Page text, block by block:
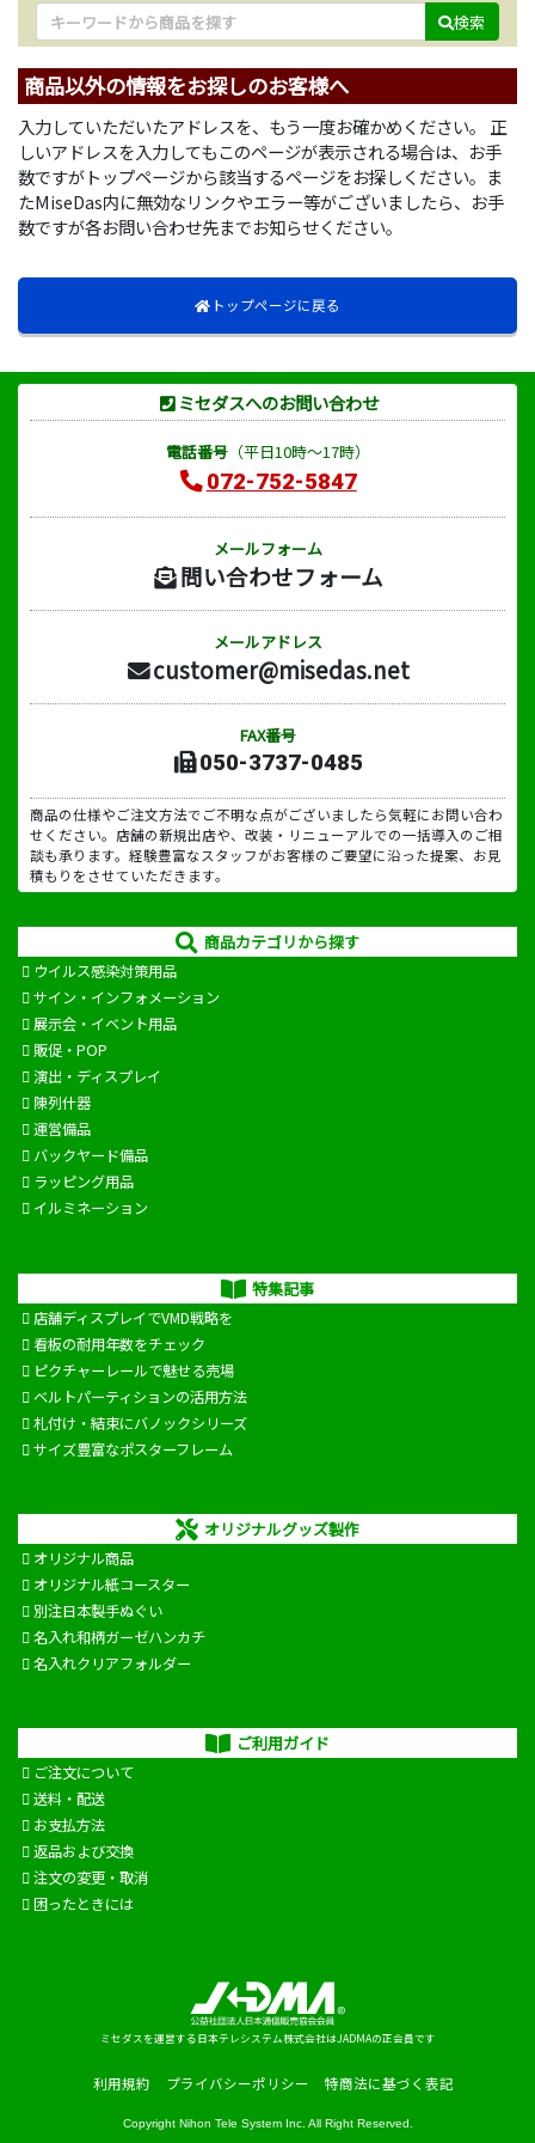
検索
商品以外の情報をお探しのお客様へ
入力していただいたアドレスを、もう一度お確かめください。 正
しいアドレスを入力してもこのページが表示される場合は、お手
数ですがトップページから該当するページをお探しください。ま
たMiseDas内に無効なリンクやエラー等がございましたら、お手
数ですが各お問い合わせ先までお知らせください。
トップページに戻る
ミセダスへのお問い合わせ
電話番号（平日10時～17時）
072-752-5847
メールフォーム
問い合わせフォーム
メールアドレス
customer@misedas.net
FAX番号
050-3737-0485
商品の仕様やご注文方法でご不明な点がございましたら気軽にお問い合わ
せください。店舗の新規出店や、改装・リニューアルでの一括導入のご相
談も承ります。経験豊富なスタッフがお客様のご要望に沿った提案、お見
積もりをさせていただきます。
商品カテゴリから探す
ウイルス感染対策用品
サイン・インフォメーション
展示会・イベント用品
販促・POP
演出・ディスプレイ
陳列什器
運営備品
バックヤード備品
ラッピング用品
イルミネーション
特集記事
店舗ディスプレイでVMD戦略を
看板の耐用年数をチェック
ピクチャーレールで魅せる売場
ベルトパーティションの活用方法
札付け・結束にバノックシリーズ
サイズ豊富なポスターフレーム
オリジナルグッズ製作
オリジナル商品
オリジナル紙コースター
別注日本製手ぬぐい
名入れ和柄ガーゼハンカチ
名入れクリアフォルダー
ご利用ガイド
ご注文について
送料・配送
お支払方法
返品および交換
注文の変更・取消
困ったときには
ミセダスを運営する日本テレシステム株式会社はJADMAの正会員です
利用規約 プライバシーポリシー 特商法に基づく表記
Copyright Nihon Tele System Inc. All Right Reserved.